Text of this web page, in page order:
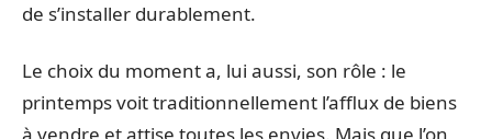
de s’installer durablement.
Le choix du moment a, lui aussi, son rôle : le
printemps voit traditionnellement l’afflux de biens
à vendre et attise toutes les envies. Mais que l’on